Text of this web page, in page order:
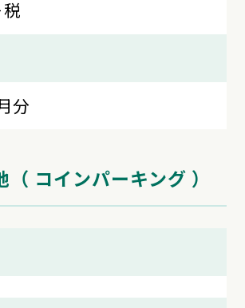
分
コインパーキング ）